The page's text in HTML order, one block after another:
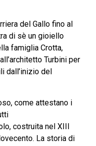
del Gallo fino al
di sè un gioiello
famiglia Crotta,
Turbini per
dall’inizio del
come attestano i
costruita nel XIII
La storia di